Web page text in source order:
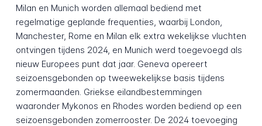
Milan en Munich worden allemaal bediend met
regelmatige geplande frequenties, waarbij London,
Manchester, Rome en Milan elk extra wekelijkse vluchten
ontvingen tijdens 2024, en Munich werd toegevoegd als
nieuw Europees punt dat jaar. Geneva opereert
seizoensgebonden op tweewekelijkse basis tijdens
zomermaanden. Griekse eilandbestemmingen
waaronder Mykonos en Rhodes worden bediend op een
seizoensgebonden zomerrooster. De 2024 toevoeging